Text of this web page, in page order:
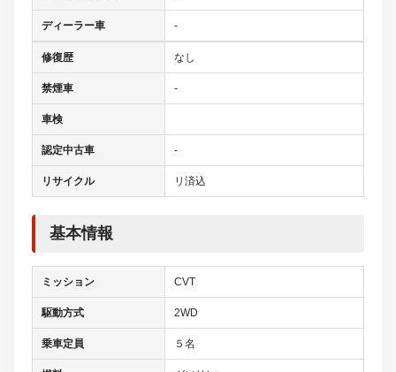
ディーラー車 -
修復歴 なし
禁煙車 -
車検
認定中古車 -
リサイクル リ済込
基本情報
ミッション CVT
駆動方式 2WD
乗車定員 ５名